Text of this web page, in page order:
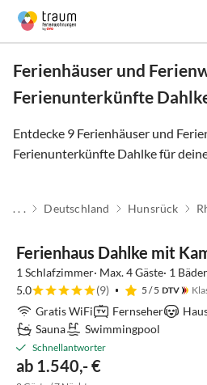
Ferienhäuser und
Ferienunterkünfte
Entdecke 9 Ferienhäuser und
Ferienunterkünfte Dahlke für
. . . Deutschland Hunsrück
Ferienhaus Dahlke mit
1 Schlafzimmer· Max. 4 Gäste· 1 Bäder
5.0
(9) 5 / 5
Gratis WiFi Fernseher
Sauna
Swimmingpool
Schnellantworter
ab 1.540,- €